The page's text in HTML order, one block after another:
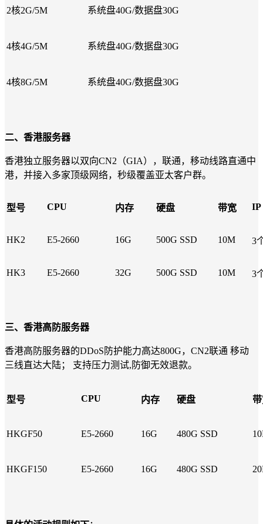
2核2G/5M 系统盘40G/数据盘30G
4核4G/5M 系统盘40G/数据盘30G
4核8G/5M 系统盘40G/数据盘30G
二、香港服务器
香港独立服务器以双向CN2（GIA），联通，移动线路直通中
港，并接入多家顶级网络，秒级覆盖亚太客户群。
型号 CPU 内存 硬盘 带宽 IP
HK2 E5-2660 16G 500G SSD 10M 3
HK3 E5-2660 32G 500G SSD 10M 3
三、香港高防服务器
香港高防服务器的DDoS防护能力高达800G，CN2联通 移动
三线直达大陆； 支持压力测试,防御无效退款。
型号 CPU 内存 硬盘
HKGF50 E5-2660 16G 480G SSD
HKGF150 E5-2660 16G 480G SSD